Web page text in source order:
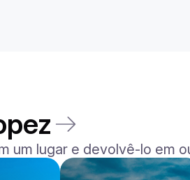
Rolls-Royce
um lugar e devolvê-lo em